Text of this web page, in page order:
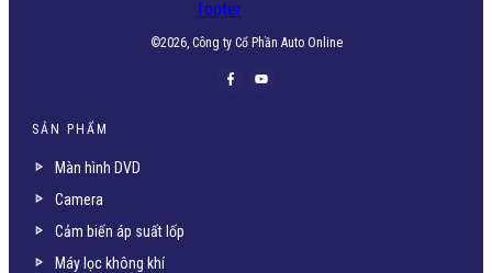
©2026, Công ty Cổ Phần Auto Online
SẢN PHẨM
Màn hình DVD
Camera
Cảm biến áp suất lốp
Máy lọc không khí